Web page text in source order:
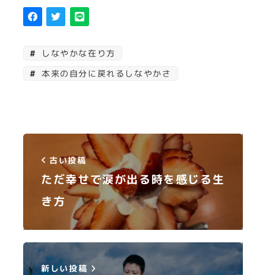
しなやかな在り方
本来の自分に戻れるしなやかさ
古い投稿
ただ幸せで涙が出る時を感じる生
き方
新しい投稿